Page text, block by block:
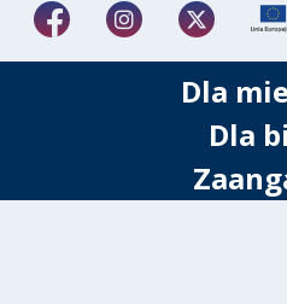
Dla
Dla